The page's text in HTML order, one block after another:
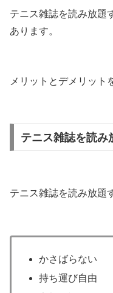
テニス雑誌を読み放題
あります。
メリットとデメリット
テニス雑誌を読み
テニス雑誌を読み放題
かさばらない
持ち運び自由